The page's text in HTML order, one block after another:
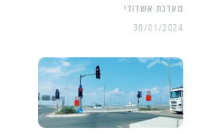
מערכת אשדודי
30/01/2024